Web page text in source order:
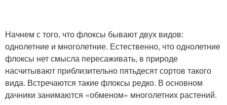
Начнем с того, что флоксы бывают двух видов:
однолетние и многолетние. Естественно, что однолетние
флоксы нет смысла пересаживать, в природе
насчитывают приблизительно пятьдесят сортов такого
вида. Встречаются такие флоксы редко. В основном
дачники занимаются «обменом» многолетних растений.